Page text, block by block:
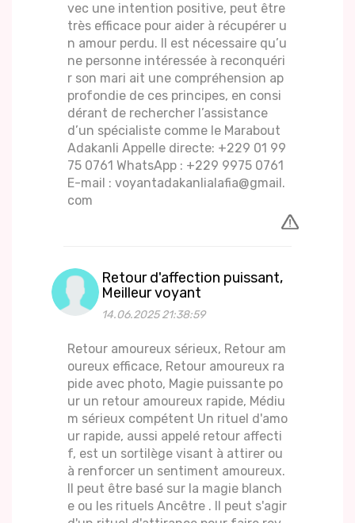
vec une intention positive, peut être
très efficace pour aider à récupérer u
n amour perdu. Il est nécessaire qu’u
ne personne intéressée à reconquéri
r son mari ait une compréhension ap
profondie de ces principes, en consi
dérant de rechercher l’assistance
d’un spécialiste comme le Marabout
Adakanli Appelle directe: +229 01 99
75 0761 WhatsApp : +229 9975 0761
E-mail : voyantadakanlialafia@gmail.
com
Retour d'affection puissant,
Meilleur voyant
14.06.2025 21:38:59
Retour amoureux sérieux, Retour am
oureux efficace, Retour amoureux ra
pide avec photo, Magie puissante po
ur un retour amoureux rapide, Médiu
m sérieux compétent Un rituel d'amo
ur rapide, aussi appelé retour affecti
f, est un sortilège visant à attirer ou
à renforcer un sentiment amoureux.
Il peut être basé sur la magie blanch
e ou les rituels Ancêtre . Il peut s'agir